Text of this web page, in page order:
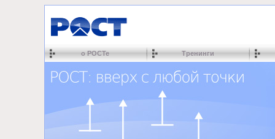
о РОСТе Тренинги